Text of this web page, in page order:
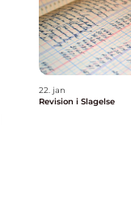
22. jan
Revision i Slagelse